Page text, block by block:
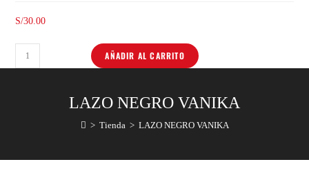
S/30.00
AÑADIR AL CARRITO
LAZO NEGRO VANIKA
> Tienda > LAZO NEGRO VANIKA